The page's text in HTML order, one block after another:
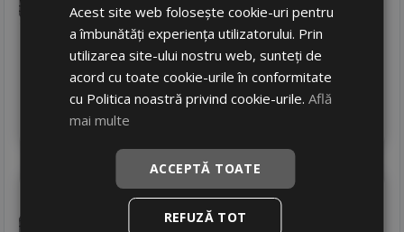
635RON
698 RON 9
In stoc - peste 12 buc
livrare 2/3 zile
HankookK127 s1 evo3
255/40 R19 100Y
Acest site web folosește cookie-uri pentru
a îmbunătăți experiența utilizatorului. Prin
utilizarea site-ului nostru web, sunteți de
acord cu toate cookie-urile în conformitate
cu Politica noastră privind cookie-urile.Află
mai multe
ACCEPTĂ TOATE
REFUZĂ TOT